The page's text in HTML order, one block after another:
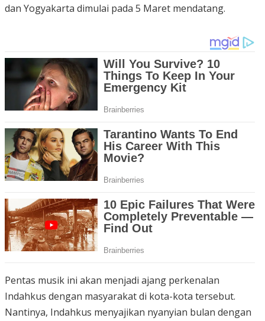
dan Yogyakarta dimulai pada 5 Maret mendatang.
Pentas musik ini akan menjadi ajang perkenalan
Indahkus dengan masyarakat di kota-kota tersebut.
Nantinya, Indahkus menyajikan nyanyian bulan dengan